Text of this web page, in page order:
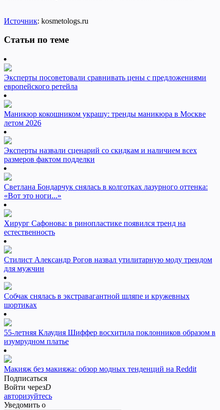
Источник: kosmetologs.ru
Статьи по теме
Эксперты посоветовали сравнивать цены с предложениями
европейского ретейла
Маникюр кокошником украшу: тренды маникюра в Москве
летом 2026
Эксперты назвали сценарий со скидкам и наличием всех
размеров фактом подделки
Светлана Бондарчук снялась в колготках лазурного оттенка:
«Вот это ноги...»
Хирург Сафонова: в ринопластике появился тренд на
естественность
Стилист Александр Рогов назвал утилитарную моду трендом
для мужчин
Собчак снялась в экстравагантной шляпе и кружевных
шортиках
55-летняя Клаудия Шиффер восхитила поклонников образом в
изумрудном платье
Макияж без макияжа: обзор модных тенденций на Reddit
Подписаться
Войти черезD
авторизуйтесь
Уведомить о